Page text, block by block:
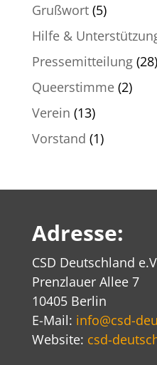
Grußwort(5)
Hilfe &
Pressemitteilung(28)
Queerstimme(2)
Verein (13)
Vorstand (1)
Adresse:
CSD Deutschland
Prenzlauer Allee 7
10405 Berlin
E-Mail: info@csd-
Website: csd-